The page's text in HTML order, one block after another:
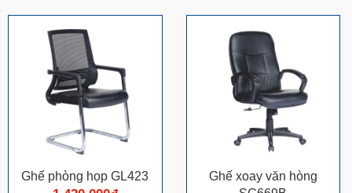
Ghế phòng họp GL423
Ghế xoay văn hòng